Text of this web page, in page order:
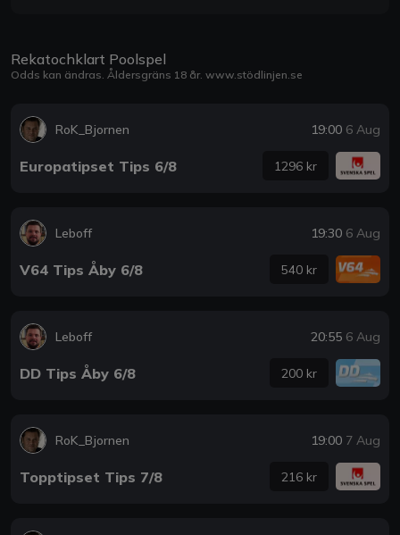
Rekatochklart Poolspel
Odds kan ändras. Åldersgräns 18 år. www.stödlinjen.se
RoK_Bjornen 19:00 6 Aug
Europatipset Tips 6/8 1296 kr
Leboff 19:30 6 Aug
V64 Tips Åby 6/8 540 kr
Leboff 20:55 6 Aug
DD Tips Åby 6/8 200 kr
RoK_Bjornen 19:00 7 Aug
Topptipset Tips 7/8 216 kr